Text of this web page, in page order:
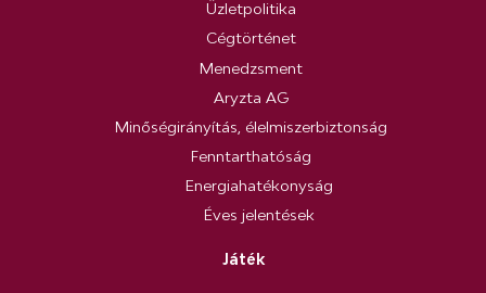
Üzletpolitika
Cégtörténet
Menedzsment
Aryzta AG
Minőségirányítás, élelmiszerbiztonság
Fenntarthatóság
Energiahatékonyság
Éves jelentések
Játék